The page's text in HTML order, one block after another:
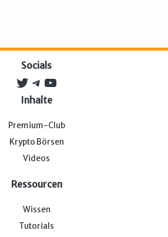
Socials
Twitter
Telegram
YouTube
Inhalte
Premium-Club
Krypto Börsen
Videos
Ressourcen
Wissen
Tutorials